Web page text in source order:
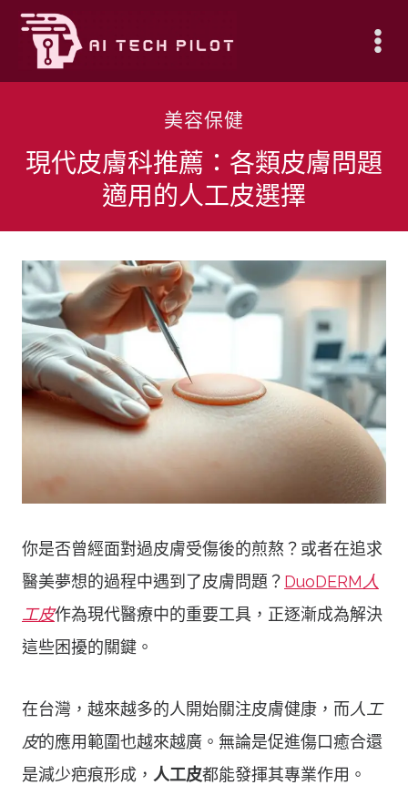
Skip
content
美容保健
現代皮膚科推薦：各類皮膚問題
適用的人工皮選擇
你是否曾經面對過皮膚受傷後的煎熬？或者在追求
醫美夢想的過程中遇到了皮膚問題？ DuoDERM 人
工皮作為現代醫療中的重要工具，正逐漸成為解決
這些困擾的關鍵。
在台灣，越來越多的人開始關注皮膚健康，而人工
皮的應用範圍也越來越廣。無論是促進傷口癒合還
是減少疤痕形成， 人工皮都能發揮其專業作用。